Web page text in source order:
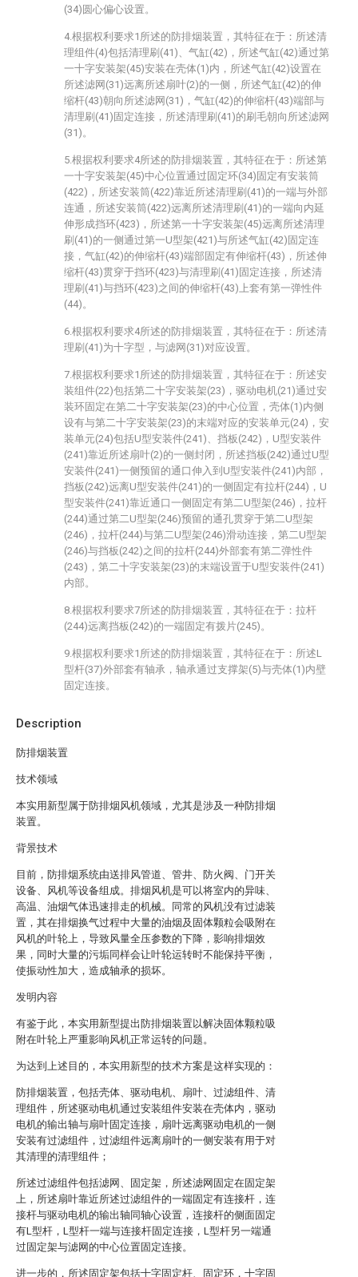
Description
防排烟装置
技术领域
本实用新型属于防排烟风机领域，尤其是涉及一种防排烟
装置。
背景技术
目前，防排烟系统由送排风管道、管井、防火阀、门开关
设备、风机等设备组成。排烟风机是可以将室内的异味、
高温、油烟气体迅速排走的机械。同常的风机没有过滤装
置，其在排烟换气过程中大量的油烟及固体颗粒会吸附在
风机的叶轮上，导致风量全压参数的下降，影响排烟效
果，同时大量的污垢同样会让叶轮运转时不能保持平衡，
使振动性加大，造成轴承的损坏。
发明内容
有鉴于此，本实用新型提出防排烟装置以解决固体颗粒吸
附在叶轮上严重影响风机正常运转的问题。
为达到上述目的，本实用新型的技术方案是这样实现的：
防排烟装置，包括壳体、驱动电机、扇叶、过滤组件、清
理组件，所述驱动电机通过安装组件安装在壳体内，驱动
电机的输出轴与扇叶固定连接，扇叶远离驱动电机的一侧
安装有过滤组件，过滤组件远离扇叶的一侧安装有用于对
其清理的清理组件；
所述过滤组件包括滤网、固定架，所述滤网固定在固定架
上，所述扇叶靠近所述过滤组件的一端固定有连接杆，连
接杆与驱动电机的输出轴同轴心设置，连接杆的侧面固定
有L型杆，L型杆一端与连接杆固定连接，L型杆另一端通
过固定架与滤网的中心位置固定连接。
进一步的，所述固定架包括十字固定杆、固定环，十字固
(34)圆心偏心设置。
4.根据权利要求1所述的防排烟装置，其特征在于：所述清
理组件(4)包括清理刷(41)、气缸(42)，所述气缸(42)通过第
一十字安装架(45)安装在壳体(1)内，所述气缸(42)设置在
所述滤网(31)远离所述扇叶(2)的一侧，所述气缸(42)的伸
缩杆(43)朝向所述滤网(31)，气缸(42)的伸缩杆(43)端部与
清理刷(41)固定连接，所述清理刷(41)的刷毛朝向所述滤网
(31)。
5.根据权利要求4所述的防排烟装置，其特征在于：所述第
一十字安装架(45)中心位置通过固定环(34)固定有安装筒
(422)，所述安装筒(422)靠近所述清理刷(41)的一端与外部
连通，所述安装筒(422)远离所述清理刷(41)的一端向内延
伸形成挡环(423)，所述第一十字安装架(45)远离所述清理
刷(41)的一侧通过第一U型架(421)与所述气缸(42)固定连
接，气缸(42)的伸缩杆(43)端部固定有伸缩杆(43)，所述伸
缩杆(43)贯穿于挡环(423)与清理刷(41)固定连接，所述清
理刷(41)与挡环(423)之间的伸缩杆(43)上套有第一弹性件
(44)。
6.根据权利要求4所述的防排烟装置，其特征在于：所述清
理刷(41)为十字型，与滤网(31)对应设置。
7.根据权利要求1所述的防排烟装置，其特征在于：所述安
装组件(22)包括第二十字安装架(23)，驱动电机(21)通过安
装环固定在第二十字安装架(23)的中心位置，壳体(1)内侧
设有与第二十字安装架(23)的末端对应的安装单元(24)，安
装单元(24)包括U型安装件(241)、挡板(242)，U型安装件
(241)靠近所述扇叶(2)的一侧封闭，所述挡板(242)通过U型
安装件(241)一侧预留的通口伸入到U型安装件(241)内部，
挡板(242)远离U型安装件(241)的一侧固定有拉杆(244)，U
型安装件(241)靠近通口一侧固定有第二U型架(246)，拉杆
(244)通过第二U型架(246)预留的通孔贯穿于第二U型架
(246)，拉杆(244)与第二U型架(246)滑动连接，第二U型架
(246)与挡板(242)之间的拉杆(244)外部套有第二弹性件
(243)，第二十字安装架(23)的末端设置于U型安装件(241)
内部。
8.根据权利要求7所述的防排烟装置，其特征在于：拉杆
(244)远离挡板(242)的一端固定有拨片(245)。
9.根据权利要求1所述的防排烟装置，其特征在于：所述L
型杆(37)外部套有轴承，轴承通过支撑架(5)与壳体(1)内壁
固定连接。